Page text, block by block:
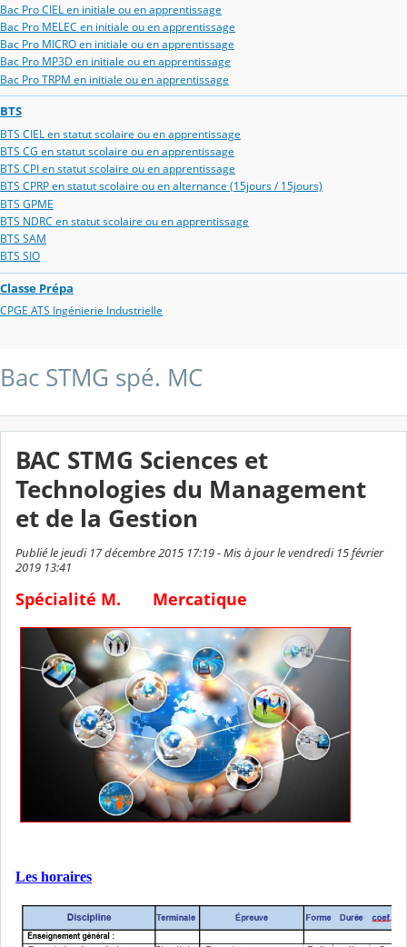
Bac Pro CIEL en initiale ou en apprentissage
Bac Pro MELEC en initiale ou en apprentissage
Bac Pro MICRO en initiale ou en apprentissage
Bac Pro MP3D en initiale ou en apprentissage
Bac Pro TRPM en initiale ou en apprentissage
BTS
BTS CIEL en statut scolaire ou en apprentissage
BTS CG en statut scolaire ou en apprentissage
BTS CPI en statut scolaire ou en apprentissage
BTS CPRP en statut scolaire ou en alternance (15jours / 15jours)
BTS GPME
BTS NDRC en statut scolaire ou en apprentissage
BTS SAM
BTS SIO
Classe Prépa
CPGE ATS Ingénierie Industrielle
Bac STMG spé. MC
BAC STMG Sciences et
Technologies du Management
et de la Gestion
Publié le jeudi 17 décembre 2015 17:19 - Mis à jour le vendredi 15 février
2019 13:41
Spécialité M. Mercatique
Les horaires